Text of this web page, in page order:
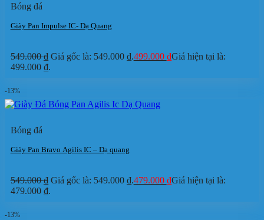
Bóng đá
Giày Pan Impulse IC- Dạ Quang
549.000₫ Giá gốc là: 549.000 ₫.499.000 ₫Giá hiện tại là:
499.000 ₫.
-13%
Bóng đá
Giày Pan Bravo Agilis IC – Dạ quang
549.000₫ Giá gốc là: 549.000 ₫.479.000 ₫Giá hiện tại là:
479.000 ₫.
-13%